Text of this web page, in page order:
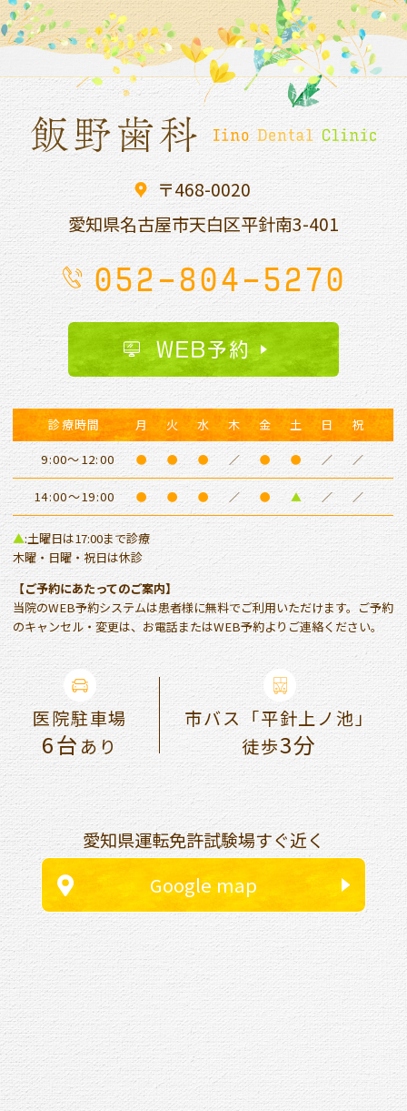
〒468-0020
愛知県名古屋市天白区平針南3-401
052-804-5270
WEB予約
診療時間 月 火 水 木 金 土 日
祝
9:00～12:00
● ● ● ／ ● ● ／ ／
14:00～19:00 ● ● ● ／ ● ▲ ／ ／
▲:土曜日は17:00まで診療
木曜・日曜・祝日は休診
【ご予約にあたってのご案内】
当院のWEB予約システムは患者様に無料でご利用いただけます。ご予約
のキャンセル・変更は、お電話またはWEB予約よりご連絡ください。
医院駐車場
6台あり
市バス「平針上ノ池」
徒歩3分
愛知県運転免許試験場すぐ近く
Google map